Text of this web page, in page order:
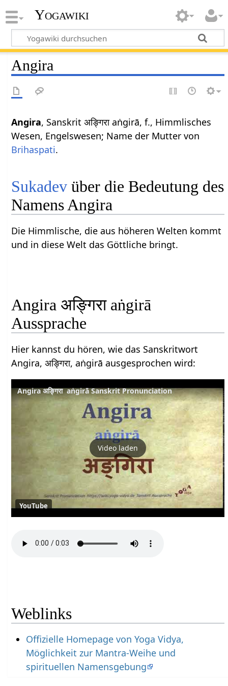
Yogawiki
Angira
Angira, Sanskrit अङ्गिरा aṅgirā, f., Himmlisches
Wesen, Engelswesen; Name der Mutter von
Brihaspati.
Sukadev über die Bedeutung des
Namens Angira
Die Himmlische, die aus höheren Welten kommt
und in diese Welt das Göttliche bringt.
Angira अङ्गिरा aṅgirā
Aussprache
Hier kannst du hören, wie das Sanskritwort
Angira, अङ्गिरा, aṅgirā ausgesprochen wird:
Angira अङ्गिरा aṅgirā Sanskrit Pronunciation
Video laden
YouTube
Weblinks
Offizielle Homepage von Yoga Vidya,
Möglichkeit zur Mantra-Weihe und
spirituellen Namensgebung